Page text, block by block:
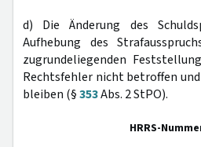
d) Die Änderung des
Aufhebung des
zugrundeliegenden
Rechtsfehler nicht betroffen
bleiben (§353Abs. 2 StPO).
HRRS-